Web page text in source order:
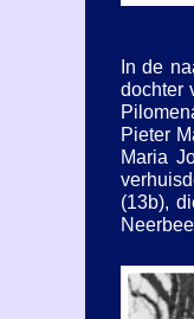
In de
dochter
Pieter
Maria
(13b),